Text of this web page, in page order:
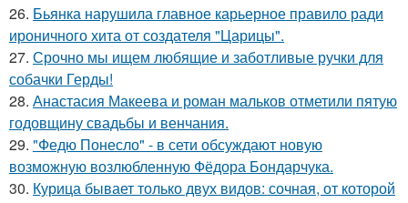
26. Бьянка нарушила главное карьерное правило ради
ироничного хита от создателя "Царицы".
27. Срочно мы ищем любящие и заботливые ручки для
собачки Герды!
28. Анастасия Макеева и роман мальков отметили пятую
годовщину свадьбы и венчания.
29. "Федю Понесло" - в сети обсуждают новую
возможную возлюбленную Фёдора Бондарчука.
30. Курица бывает только двух видов: сочная, от которой